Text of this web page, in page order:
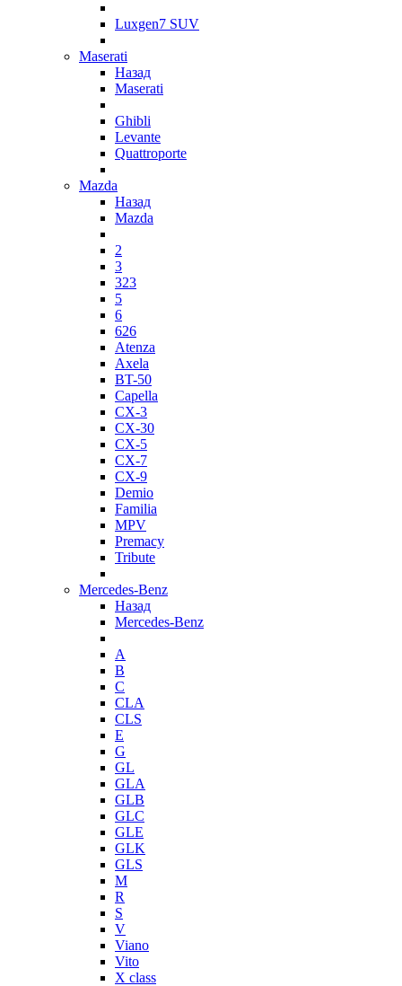
Luxgen7 SUV
Maserati
Назад
Maserati
Ghibli
Levante
Quattroporte
Mazda
Назад
Mazda
2
3
323
5
6
626
Atenza
Axela
BT-50
Capella
CX-3
CX-30
CX-5
CX-7
CX-9
Demio
Familia
MPV
Premacy
Tribute
Mercedes-Benz
Назад
Mercedes-Benz
A
B
C
CLA
CLS
E
G
GL
GLA
GLB
GLC
GLE
GLK
GLS
M
R
S
V
Viano
Vito
X class